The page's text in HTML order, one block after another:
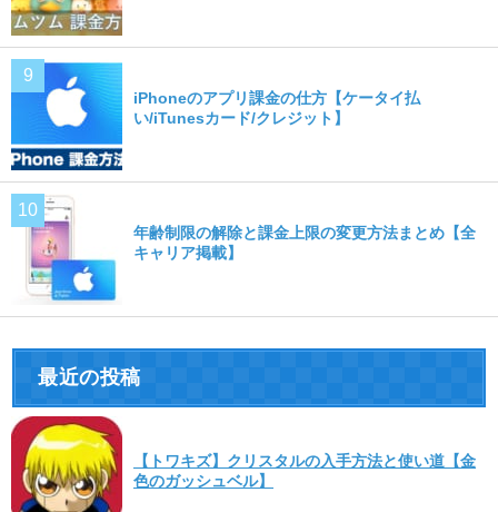
iPhoneのアプリ課金の仕方【ケータイ払
い/iTunesカード/クレジット】
年齢制限の解除と課金上限の変更方法まとめ【全
キャリア掲載】
最近の投稿
【トワキズ】クリスタルの入手方法と使い道【金
色のガッシュベル】